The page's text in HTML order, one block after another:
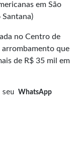
em São
Santana)
no Centro de
arrombamento que
de R$ 35 mil em
seu WhatsApp